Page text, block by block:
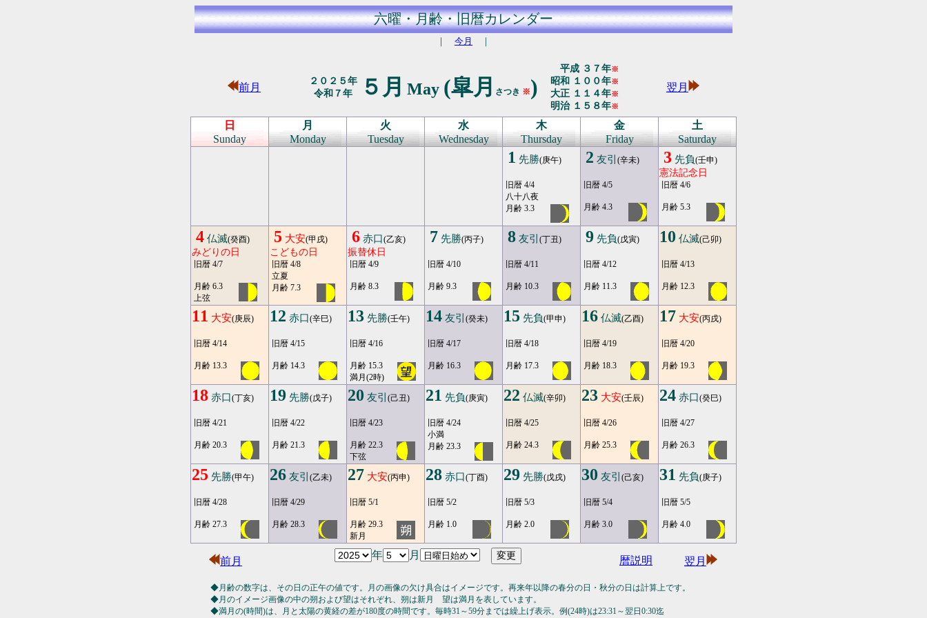
六曜・月齢・旧暦カレンダー
｜ 今月 ｜
前月
２０２５年
令和７年
５月 May (皐月 さつき ※)
平成 ３７年※
昭和 １００年※
大正 １１４年※
明治 １５８年※
翌月
日
Sunday
月
Monday
火
Tuesday
水
Wednesday
木
Thursday
金
Friday
土
Saturday
1 先勝(庚午)
旧暦 4/4
八十八夜
月齢 3.3
2 友引 (辛未)
旧暦 4/5
月齢 4.3
3 先負(壬申)
憲法記念日
旧暦 4/6
月齢 5.3
4 仏滅(癸酉)
みどりの日
旧暦 4/7
月齢 6.3
上弦
5 大安(甲戌)
こどもの日
旧暦 4/8
立夏
月齢 7.3
6 赤口(乙亥)
振替休日
旧暦 4/9
月齢 8.3
7 先勝(丙子)
旧暦 4/10
月齢 9.3
8 友引 (丁丑)
旧暦 4/11
月齢 10.3
9 先負(戊寅)
旧暦 4/12
月齢 11.3
10 仏滅(己卯)
旧暦 4/13
月齢 12.3
11 大安(庚辰)
旧暦 4/14
月齢 13.3
12 赤口(辛巳)
旧暦 4/15
月齢 14.3
13 先勝(壬午)
旧暦 4/16
月齢 15.3
満月(2時)
14 友引 (癸未)
旧暦 4/17
月齢 16.3
15 先負(甲申)
旧暦 4/18
月齢 17.3
16 仏滅(乙酉)
旧暦 4/19
月齢 18.3
17 大安(丙戌)
旧暦 4/20
月齢 19.3
18 赤口(丁亥)
旧暦 4/21
月齢 20.3
19 先勝(戊子)
旧暦 4/22
月齢 21.3
20 友引 (己丑)
旧暦 4/23
月齢 22.3
下弦
21 先負(庚寅)
旧暦 4/24
小満
月齢 23.3
22 仏滅(辛卯)
旧暦 4/25
月齢 24.3
23 大安(壬辰)
旧暦 4/26
月齢 25.3
24 赤口(癸巳)
旧暦 4/27
月齢 26.3
25 先勝(甲午)
旧暦 4/28
月齢 27.3
26 友引 (乙未)
旧暦 4/29
月齢 28.3
27 大安(丙申)
旧暦 5/1
月齢 29.3
新月
28 赤口(丁酉)
旧暦 5/2
月齢 1.0
29 先勝(戊戌)
旧暦 5/3
月齢 2.0
30 友引 (己亥)
旧暦 5/4
月齢 3.0
31 先負(庚子)
旧暦 5/5
月齢 4.0
前月
年 月 暦説明 翌月
◆月齢の数字は、その日の正午の値です。月の画像の欠け具合はイメージです。再来年以降の春分の日・秋分の日は計算上です。
◆月のイメージ画像の中の朔および望はそれぞれ、朔は新月 望は満月を表しています。
◆満月の(時間)は、月と太陽の黄経の差が180度の時間です。毎時31～59分までは繰上げ表示。例(24時)は23:31～翌日0:30迄